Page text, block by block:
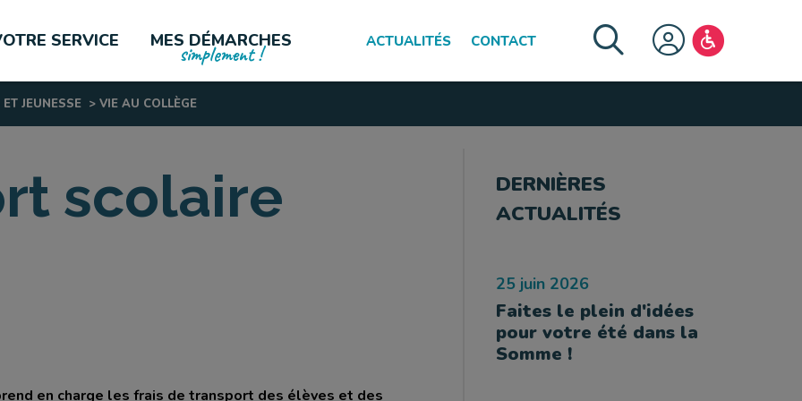
SERVICE MES DÉMARCHES
simplement !
ACTUALITÉS CONTACT
FERMER LE MENU
LES PLUS CONSULTÉES
JEUNESSE > VIE AU COLLÈGE
scolaire
en charge les frais de transport des élèves et des
DERNIÈRES
ACTUALITÉS
25 juin 2026
Faites le plein d'idées
pour votre été dans la
Somme !